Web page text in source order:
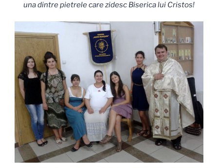
una dintre pietrele care zidesc Biserica lui Cristos!